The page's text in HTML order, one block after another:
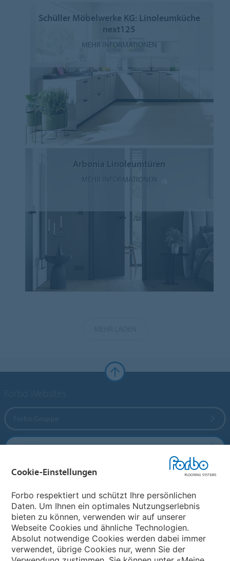
Schüller Möbelwerke KG: Linoleumküche
next125
MEHR INFORMATIONEN
Arbonia Linoleumtüren
MEHR INFORMATIONEN
Forbo Flooring Systems
Forbo Movement Systems
Land auswählen
Land auswählen
Cookie-Einstellungen
Forbo respektiert und schützt Ihre persönlichen
Daten. Um Ihnen ein optimales Nutzungserlebnis
bieten zu können, verwenden wir auf unserer
Webseite Cookies und ähnliche Technologien.
Absolut notwendige Cookies werden dabei immer
verwendet, übrige Cookies nur, wenn Sie der